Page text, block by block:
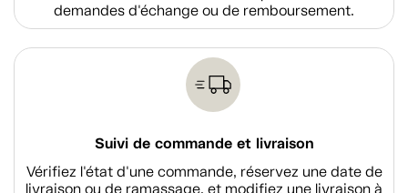
demandes d'échange ou de remboursement.
Suivi de commande et livraison
Vérifiez l'état d'une commande, réservez une date de
livraison ou de ramassage, et modifiez une livraison à